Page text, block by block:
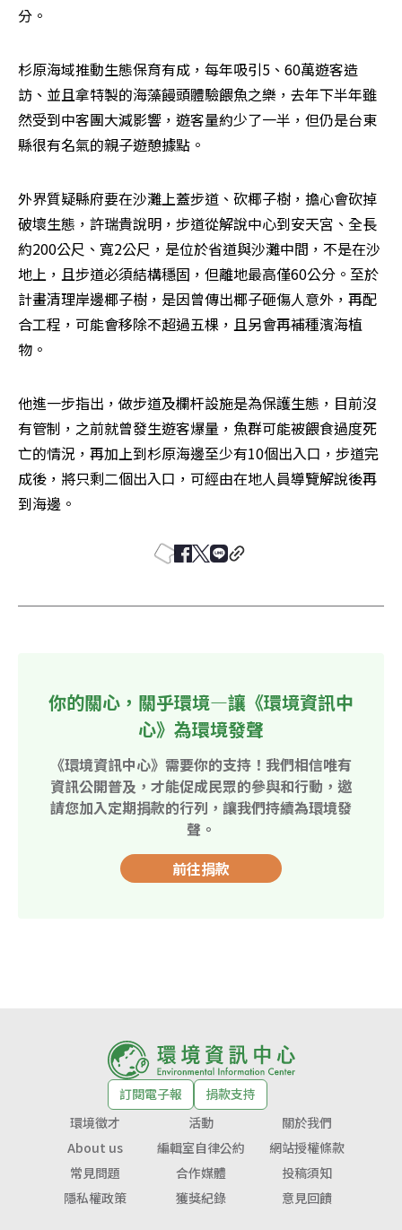
分。
杉原海域推動生態保育有成，每年吸引5、60萬遊客造
訪、並且拿特製的海藻饅頭體驗餵魚之樂，去年下半年雖
然受到中客團大減影響，遊客量約少了一半，但仍是台東
縣很有名氣的親子遊憩據點。
外界質疑縣府要在沙灘上蓋步道、砍椰子樹，擔心會砍掉
破壞生態，許瑞貴說明，步道從解說中心到安天宮、全長
約200公尺、寬2公尺，是位於省道與沙灘中間，不是在沙
地上，且步道必須結構穩固，但離地最高僅60公分。至於
計畫清理岸邊椰子樹，是因曾傳出椰子砸傷人意外，再配
合工程，可能會移除不超過五棵，且另會再補種濱海植
物。
他進一步指出，做步道及欄杆設施是為保護生態，目前沒
有管制，之前就曾發生遊客爆量，魚群可能被餵食過度死
亡的情況，再加上到杉原海邊至少有10個出入口，步道完
成後，將只剩二個出入口，可經由在地人員導覽解說後再
到海邊。
你的關心，關乎環境—讓《環境資訊中
心》為環境發聲
《環境資訊中心》需要你的支持！我們相信唯有
資訊公開普及，才能促成民眾的參與和行動，邀
請您加入定期捐款的行列，讓我們持續為環境發
聲。
前往捐款
訂閱電子報
捐款支持
環境徵才
活動
關於我們
About us
編輯室自律公約
網站授權條款
常見問題
合作媒體
投稿須知
隱私權政策
獲獎紀錄 意見回饋